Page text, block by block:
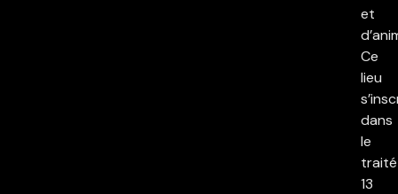
et
Ce
lieu
dans
le
traité
13